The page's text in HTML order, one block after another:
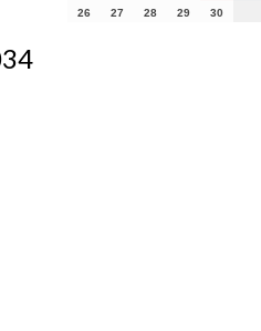
26
27 28 29 30